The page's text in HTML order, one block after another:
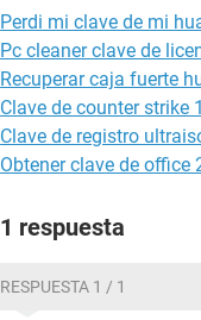
Perdi mi clave de mi
Pc cleaner clave de
Recuperar caja fuerte
Clave de counter strike
Clave de registro
Obtener clave de office
1 respuesta
RESPUESTA 1 / 1